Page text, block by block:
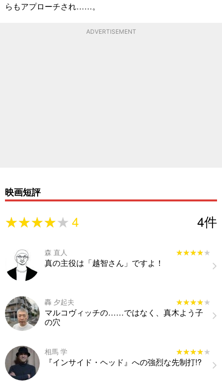
らもアプローチされ……。
ADVERTISEMENT
映画短評
★★★★★
★★★★★4 4件
森 直人 ★★★★★
★★★★★
真の主役は「越智さん」ですよ！
轟 夕起夫 ★★★★★
★★★★★
マルコヴィッチの……ではなく、真木よう子
の穴
相馬 学 ★★★★★
★★★★★
『インサイド・ヘッド』への強烈な先制打!?